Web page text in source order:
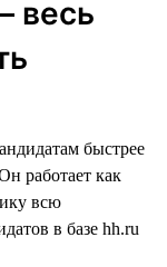
весь
быстрее
работает как
всю
в базе hh.ru